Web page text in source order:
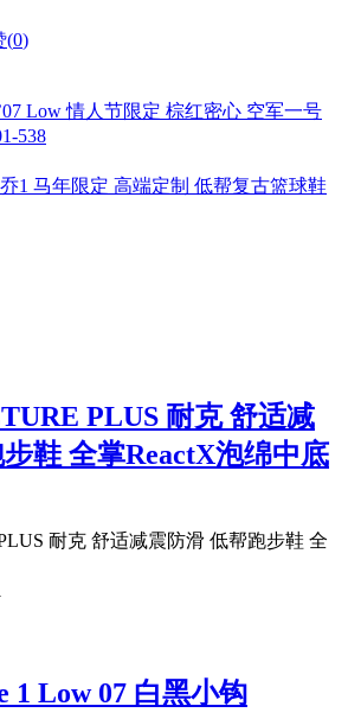
(0)
Low 情人节限定 棕红密心 空军一号
538
乔1 马年限定 高端定制 低帮复古篮球鞋
PLUS 耐克 舒适减
鞋 全掌ReactX泡绵中底
耐克 舒适减震防滑 低帮跑步鞋 全
1 Low 07 白黑小钩